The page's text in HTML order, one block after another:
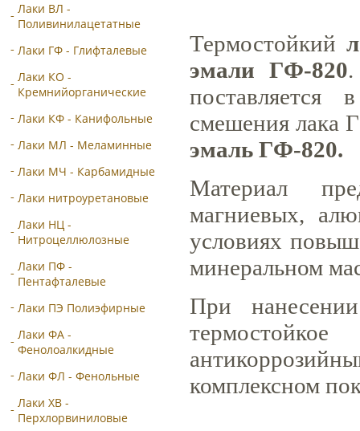
Термостойкий
эмали ГФ-820
смешения лака
эмаль ГФ-820.
Материал
магниевых,
условиях
минеральном
При
комплексном
Лаки ВЛ -
Поливинилацетатные
Лаки ГФ - Глифталевые
Лаки КО -
Кремнийорганические
Лаки КФ - Канифольные
Лаки МЛ - Меламинные
Лаки МЧ - Карбамидные
Лаки нитроуретановые
Лаки НЦ -
Нитроцеллюлозные
Лаки ПФ -
Пентафталевые
Лаки ПЭ Полиэфирные
Лаки ФА -
Фенолоалкидные
Лаки ФЛ - Фенольные
Лаки ХВ -
Перхлорвиниловые